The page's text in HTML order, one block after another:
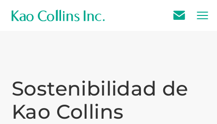
l
U
Sostenibilidad de
Kao Collins